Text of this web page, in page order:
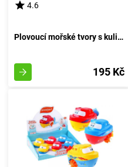
4.6
Plovoucí mořské tvory s kuličkami pro koupání
195 Kč